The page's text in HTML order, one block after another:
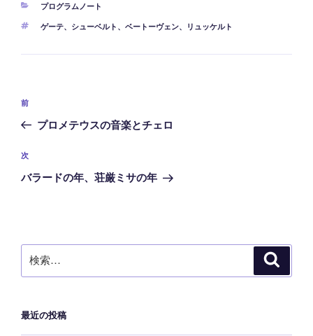
カ
ゴ
ー
プログラムノート
タ
ゲーテ、 シューベルト 、 ベートーヴェン、 リュッケルト
投
ナ
ビ
ゲ
ン
前
の
稿
前
プロメテウスの音楽とチェロ
次
の
次
バラードの年、荘厳ミサの年
索:
最近の投稿